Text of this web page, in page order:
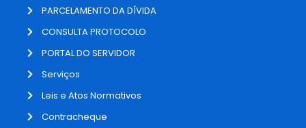
PARCELAMENTO DA DÍVIDA
CONSULTA PROTOCOLO
PORTAL DO SERVIDOR
Serviços
Leis e Atos Normativos
Contracheque